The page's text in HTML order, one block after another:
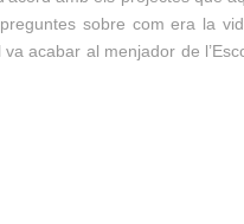
sobre com era la
acabar al menjador de